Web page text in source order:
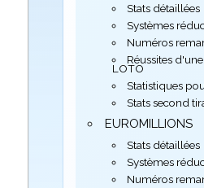
Stats détaillées
Systèmes
Numéros
Réussites
LOTO
Statistiques
Stats second
EUROMILLIONS
Stats détaillées
Systèmes
Numéros